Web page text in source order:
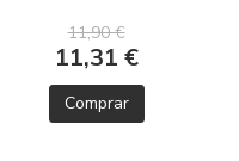
11,90 €
11,31 €
Comprar